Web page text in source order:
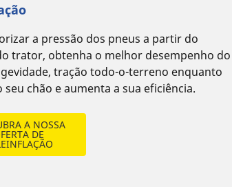
a pressão dos pneus a partir do
trator, obtenha o melhor desempenho do
tração todo-o-terreno enquanto
seu chão e aumenta a sua eficiência.
A NOSSA
DE